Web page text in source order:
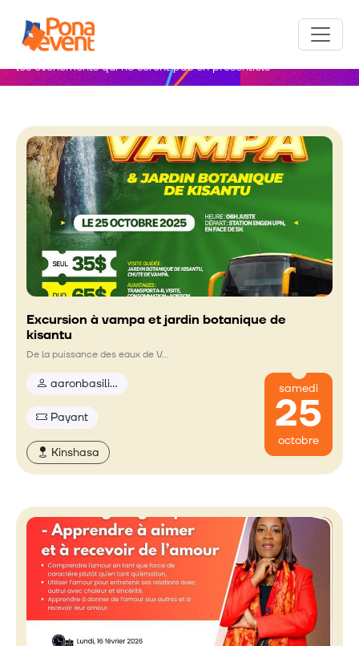
En ligne
les evenements qui ne seront pas en presentiels
Excursion à vampa et jardin botanique de
kisantu
De la puissance des eaux de V…
aaronbasili…
Payant
Kinshasa
samedi
25
octobre